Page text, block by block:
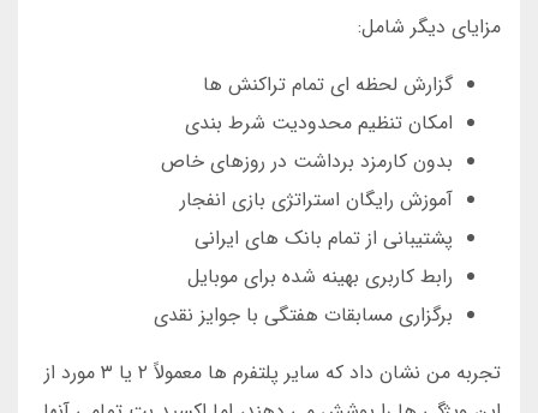
مزایای دیگر شامل:
گزارش لحظه ای تمام تراکنش ها
امکان تنظیم محدودیت شرط بندی
بدون کارمزد برداشت در روزهای خاص
آموزش رایگان استراتژی بازی انفجار
پشتیبانی از تمام بانک های ایرانی
رابط کاربری بهینه شده برای موبایل
برگزاری مسابقات هفتگی با جوایز نقدی
تجربه من نشان داد که سایر پلتفرم ها معمولاً ۲ یا ۳ مورد از